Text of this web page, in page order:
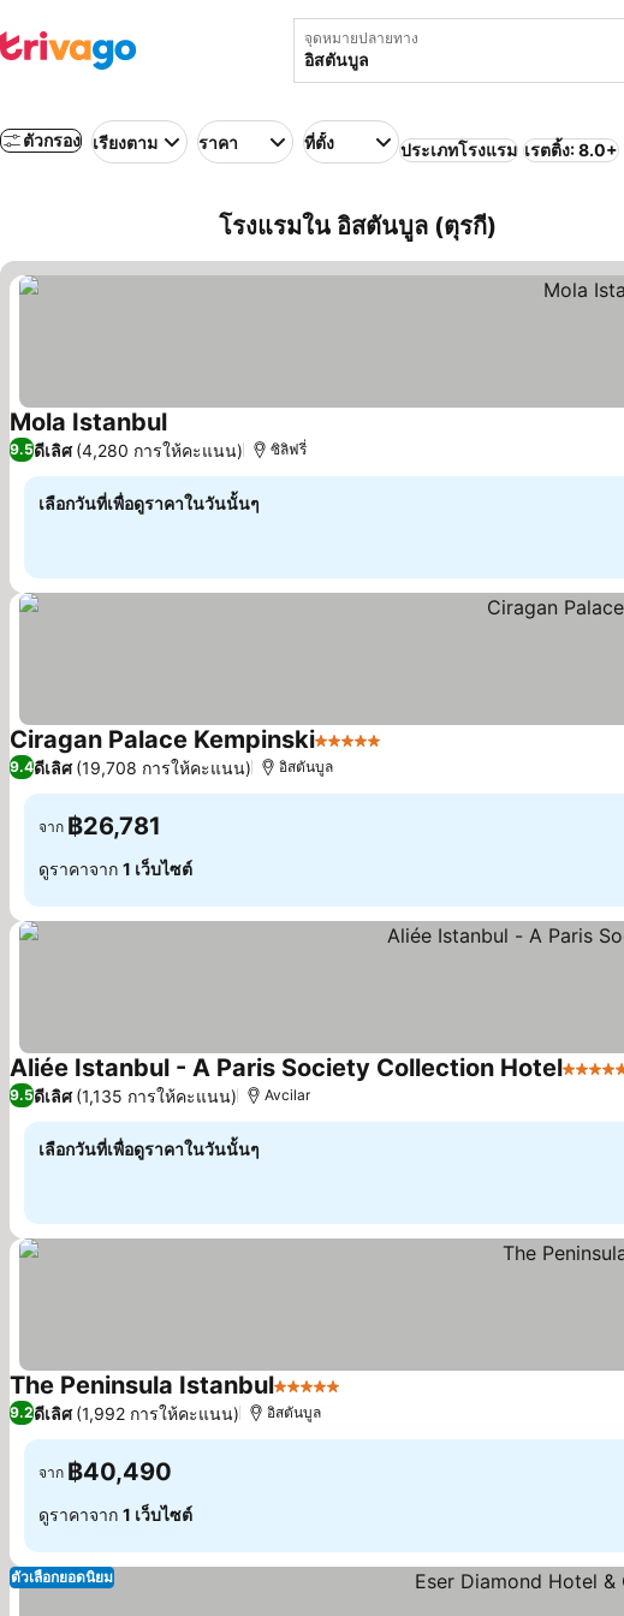
จุดหมายปลายทาง
ตัวกรอง เรียงตาม ราคา ที่ตั้ง ประเภทโรงแรม เรตติ้ง: 8.0+
โรงแรมใน อิสตันบูล (ตุรกี)
Mola Istanbul
9.5ดีเลิศ (4,280 การให้คะแนน) ซิลิฟรี่
เลือกวันที่เพื่อดูราคาในวันนั้นๆ
Ciragan Palace Kempinski5 ดาว
9.4ดีเลิศ (19,708 การให้คะแนน) อิสตันบูล
จาก ฿26,781
ดูราคาจาก 1 เว็บไซต์
Aliée Istanbul - A Paris Society Collection Hotel5 ดาว
9.5ดีเลิศ (1,135 การให้คะแนน) Avcilar
เลือกวันที่เพื่อดูราคาในวันนั้นๆ
The Peninsula Istanbul5 ดาว
9.2ดีเลิศ (1,992 การให้คะแนน) อิสตันบูล
จาก ฿40,490
ดูราคาจาก 1 เว็บไซต์
ตัวเลือกยอดนิยม